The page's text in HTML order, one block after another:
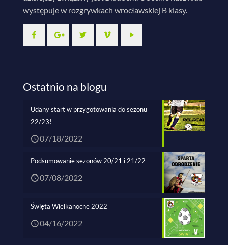
Udany start w przygotowania do sezonu
07/18/2022
Podsumowanie sezonów 20/21 i 21/22
07/08/2022
04/16/2022